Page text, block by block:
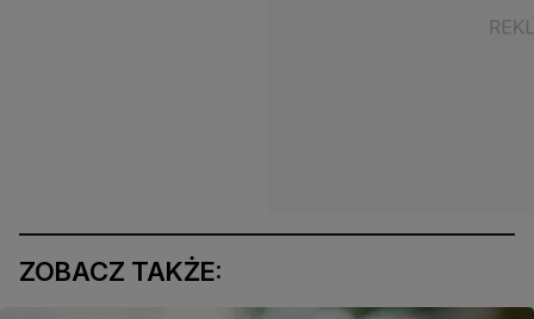
ZOBACZ TAKŻE: